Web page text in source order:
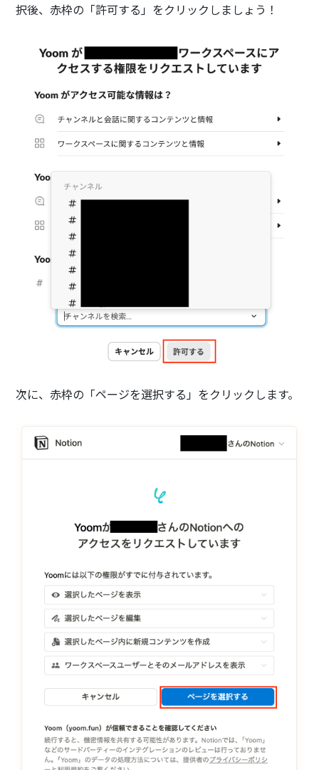
択後、赤枠の「許可する」をクリックしましょう！
次に、赤枠の「ページを選択する」をクリックします。